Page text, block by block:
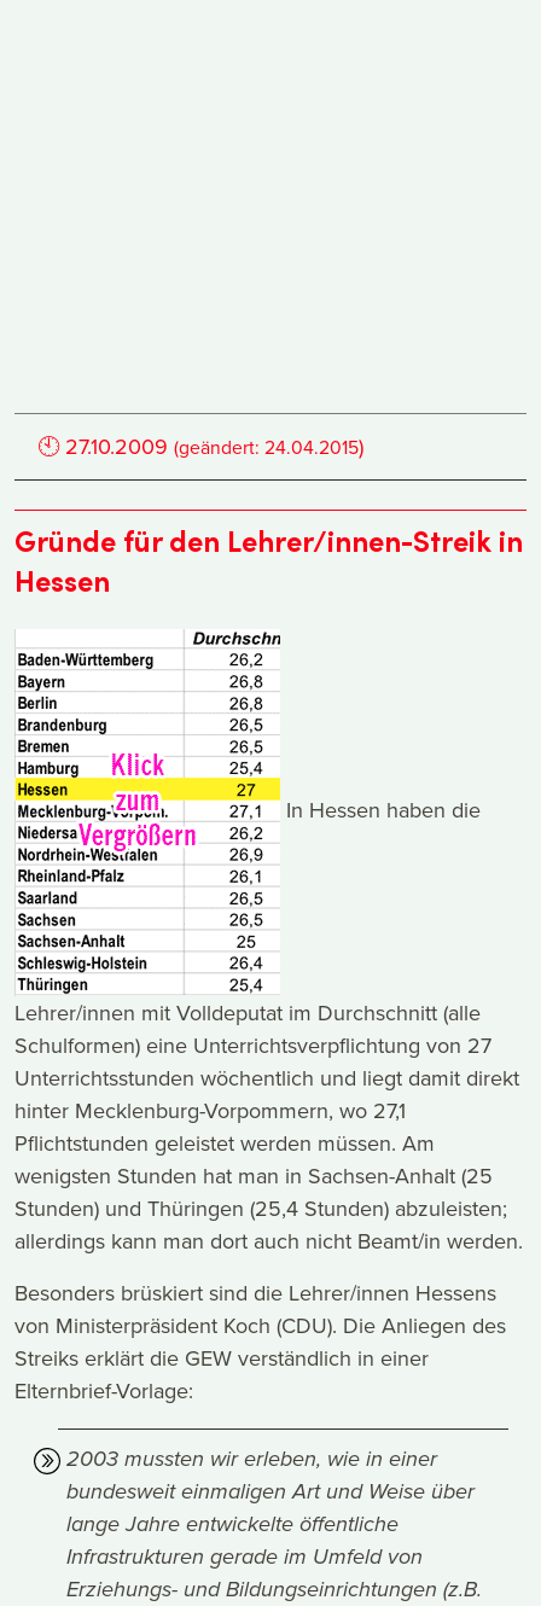
🕙 27.10.2009 (geändert:24.04.2015)
Gründe für den Lehrer/innen-Streik in
Hessen
In Hessen haben die
Lehrer/innen mit Volldeputat im Durchschnitt (alle
Schulformen) eine Unterrichtsverpflichtung von 27
Unterrichtsstunden wöchentlich und liegt damit direkt
hinter Mecklenburg-Vorpommern, wo 27,1
Pflichtstunden geleistet werden müssen. Am
wenigsten Stunden hat man in Sachsen-Anhalt (25
Stunden) und Thüringen (25,4 Stunden) abzuleisten;
allerdings kann man dort auch nicht Beamt/in werden.
Besonders brüskiert sind die Lehrer/innen Hessens
von Ministerpräsident Koch (CDU). Die Anliegen des
Streiks erklärt die GEW verständlich in einer
Elternbrief-Vorlage:
2003 mussten wir erleben, wie in einer
bundesweit einmaligen Art und Weise über
lange Jahre entwickelte öffentliche
Infrastrukturen gerade im Umfeld von
Erziehungs- und Bildungseinrichtungen (z.B.